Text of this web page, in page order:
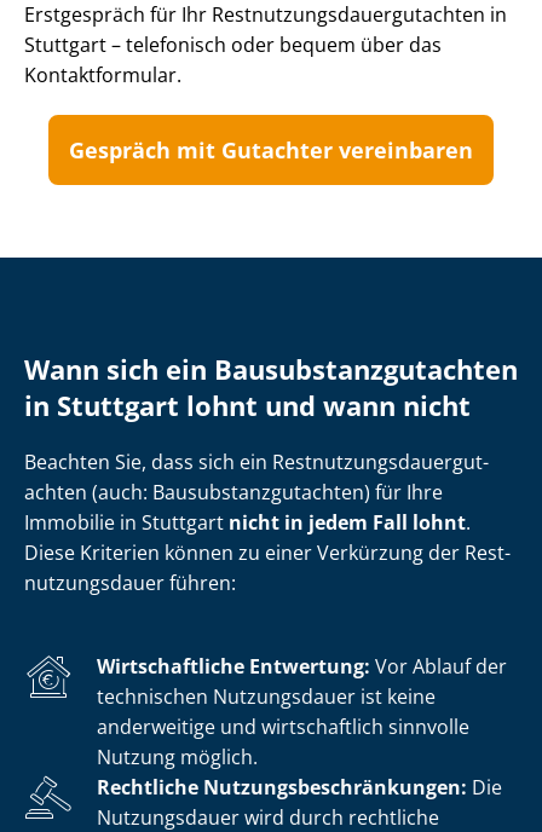
Erstgespräch für Ihr Rest­nut­zungs­dau­er­gut­ach­ten in
Stuttgart – telefonisch oder bequem über das
Kontaktformular.
Gespräch mit Gutachter vereinbaren
Wann sich ein Bau­sub­stanz­gut­ach­ten
in Stuttgart lohnt und wann nicht
Beachten Sie, dass sich ein Rest­nut­zungs­dau­er­gut­
ach­ten (auch: Bau­sub­stanz­gut­ach­ten) für Ihre
Immobilie in Stuttgart nicht in jedem Fall lohnt.
Diese Kriterien können zu einer Verkürzung der Rest­
nut­zungs­dau­er führen:
Wirtschaftliche Entwertung: Vor Ablauf der
technischen Nutzungsdauer ist keine
anderweitige und wirtschaftlich sinnvolle
Nutzung möglich.
Rechtliche Nut­zungs­be­schrän­kun­gen: Die
Nutzungsdauer wird durch rechtliche